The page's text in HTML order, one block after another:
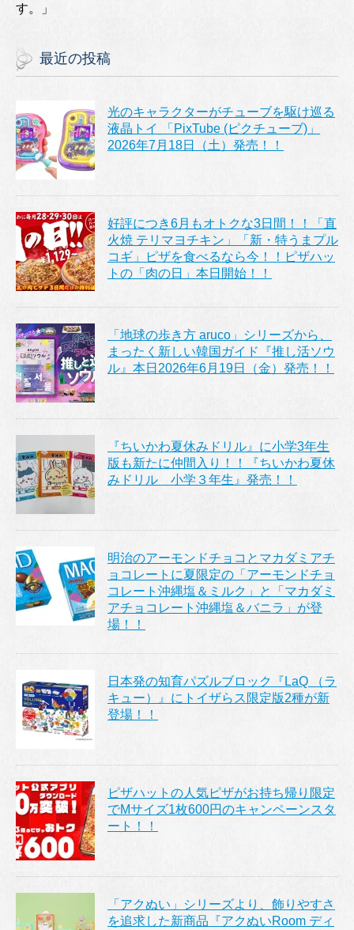
す。」
最近の投稿
光のキャラクターがチューブを駆け巡る
液晶トイ 「PixTube (ピクチューブ)」
2026年7月18日（土）発売！！
好評につき6月もオトクな3日間！！「直
火焼 テリマヨチキン」「新・特うまプル
コギ」ピザを食べるなら今！！ピザハッ
トの「肉の日」本日開始！！
「地球の歩き方 aruco」シリーズから、
まったく新しい韓国ガイド『推し活ソウ
ル』本日2026年6月19日（金）発売！！
『ちいかわ夏休みドリル』に小学3年生
版も新たに仲間入り！！『ちいかわ夏休
みドリル 小学３年生』発売！！
明治のアーモンドチョコとマカダミアチ
ョコレートに夏限定の「アーモンドチョ
コレート沖縄塩＆ミルク」と「マカダミ
アチョコレート沖縄塩＆バニラ」が登
場！！
日本発の知育パズルブロック『LaQ （ラ
キュー）』にトイザらス限定版2種が新
登場！！
ピザハットの人気ピザがお持ち帰り限定
でMサイズ1枚600円のキャンペーンスタ
ート！！
「アクぬい」シリーズより、飾りやすさ
を追求した新商品『アクぬいRoom ディ